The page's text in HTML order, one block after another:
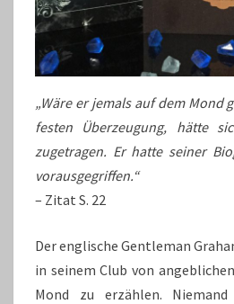
„Wäre er jemals auf dem Mond
festen Überzeugung, hätte
zugetragen. Er hatte seiner
vorausgegriffen.“
– Zitat S. 22
Der englische Gentleman
in seinem Club von
Mond zu erzählen.